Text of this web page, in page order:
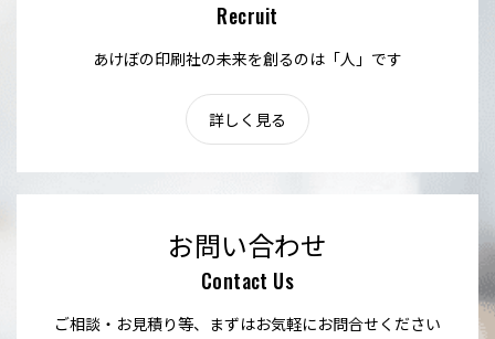
Recruit
あけぼの印刷社の未来を創るのは「人」です
詳しく見る
お問い合わせ
Contact Us
ご相談・お見積り等、まずはお気軽にお問合せください